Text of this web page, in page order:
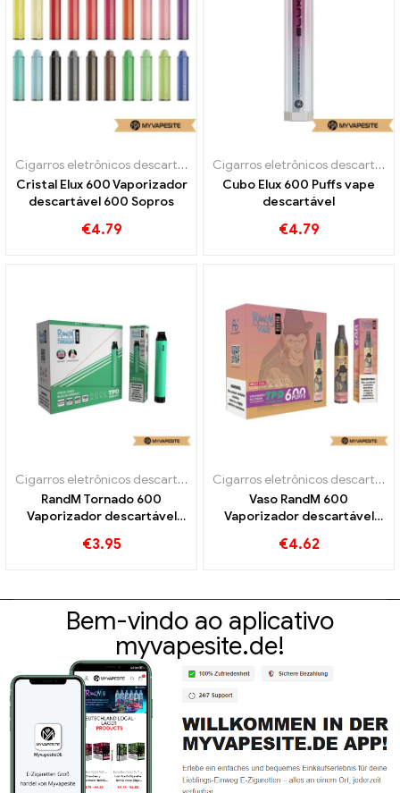
Cigarros eletrônicos descartáveis
Cristal Elux 600 Vaporizador
descartável 600 Sopros
€4.79
Cigarros eletrônicos descartáveis
Cubo Elux 600 Puffs vape
descartável
€4.79
Cigarros eletrônicos descartáveis
RandM Tornado 600
Vaporizador descartável
€3.95
Cigarros eletrônicos descartáveis
Vaso RandM 600
Vaporizador descartável
€4.62
Bem-vindo ao aplicativo
myvapesite.de!